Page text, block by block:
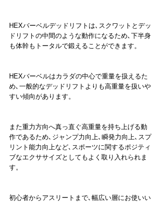
HEXバーベルデッドリフトは､スクワットとデッ
ドリフトの中間のような動作になるため､下半身
も体幹もトータルで鍛えることができます。
HEXバーベルはカラダの中心で重量を扱えるた
め､一般的なデッドリフトよりも高重量を扱いや
すい傾向があります。
また重力方向へ真っ直ぐ高重量を持ち上げる動
作であるため､ジャンプ力向上､瞬発力向上､スプ
リント能力向上など､スポーツに関するポジティ
ブなエクササイズとしてもよく取り入れられま
す。
初心者からアスリートまで､幅広い層にお使いい